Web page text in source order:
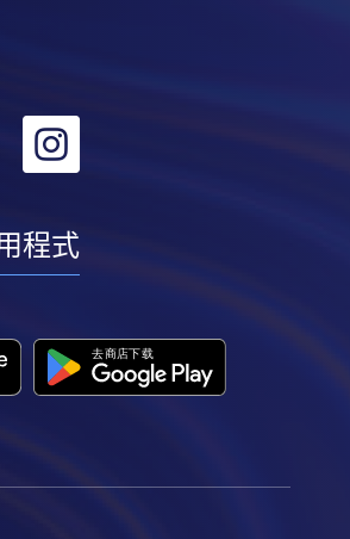
转
instagram
程式